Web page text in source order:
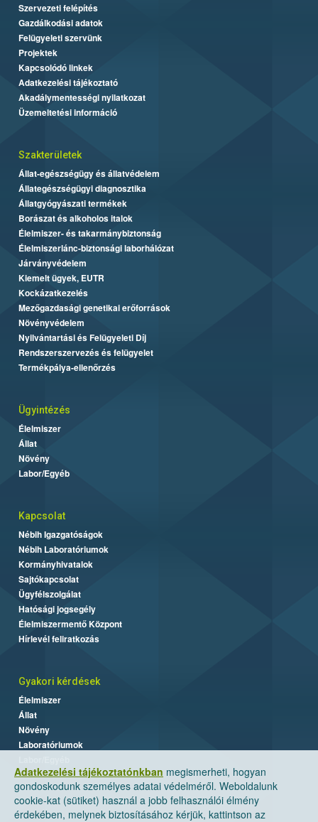
Adatkezelési tájékoztatónkban megismerheti, hogyan
gondoskodunk személyes adatai védelméről. Weboldalunk
cookie-kat (sütiket) használ a jobb felhasználói élmény
érdekében, melynek biztosításához kérjük, kattintson az
Szervezeti felépítés
Gazdálkodási adatok
Felügyeleti szervünk
Projektek
Kapcsolódó linkek
Adatkezelési tájékoztató
Akadálymentességi nyilatkozat
Üzemeltetési információ
Szakterületek
Állat-egészségügy és állatvédelem
Állategészségügyi diagnosztika
Állatgyógyászati termékek
Borászat és alkoholos italok
Élelmiszer- és takarmánybiztonság
Élelmiszerlánc-biztonsági laborhálózat
Járványvédelem
Kiemelt ügyek, EUTR
Kockázatkezelés
Mezőgazdasági genetikai erőforrások
Növényvédelem
Nyilvántartási és Felügyeleti Díj
Rendszerszervezés és felügyelet
Termékpálya-ellenőrzés
Ügyintézés
Élelmiszer
Állat
Növény
Labor/Egyéb
Kapcsolat
Nébih Igazgatóságok
Nébih Laboratóriumok
Kormányhivatalok
Sajtókapcsolat
Ügyfélszolgálat
Hatósági jogsegély
Élelmiszermentő Központ
Hírlevél feliratkozás
Gyakori kérdések
Élelmiszer
Állat
Növény
Laboratóriumok